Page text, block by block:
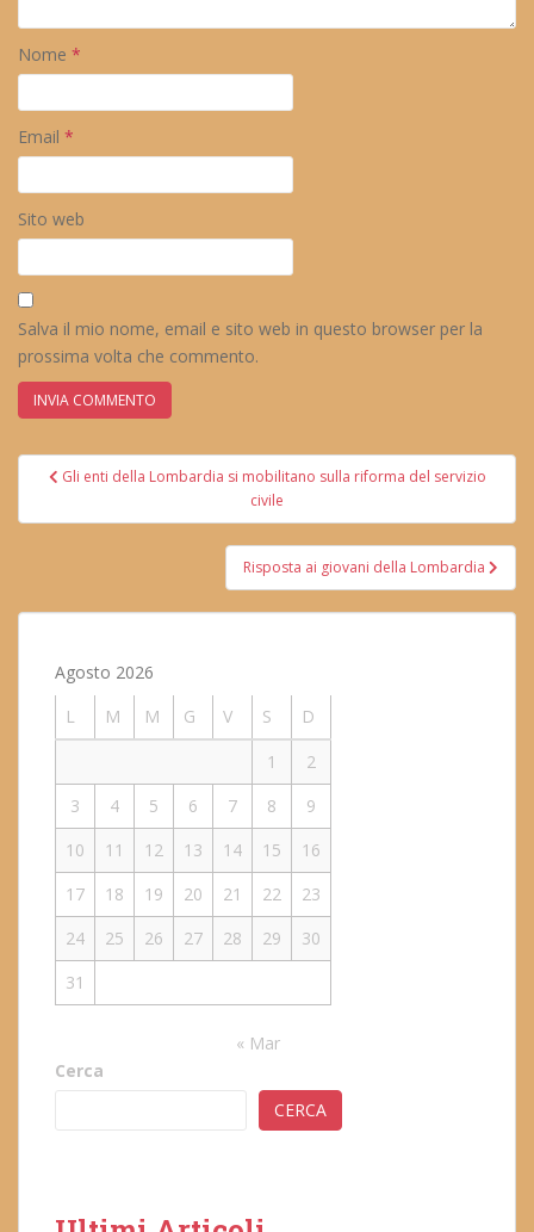
Nome *
Email *
Sito web
Salva il mio nome, email e sito web in questo browser per la
prossima volta che commento.
Navigazione
Gli enti della Lombardia si mobilitano sulla riforma del servizio
civile
Risposta ai giovani della Lombardia
Agosto 2026
L
M M G V S
D
1
2
3
4 5 6 7 8
9
10
11 12 13 14 15
16
17
18 19 20 21 22
23
24
25 26 27 28 29
30
31
« Mar
Cerca
CERCA